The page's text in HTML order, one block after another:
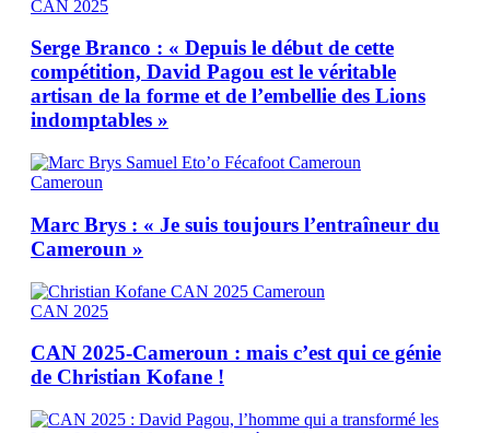
CAN 2025
Serge Branco : « Depuis le début de cette
compétition, David Pagou est le véritable
artisan de la forme et de l’embellie des Lions
indomptables »
Cameroun
Marc Brys : « Je suis toujours l’entraîneur du
Cameroun »
CAN 2025
CAN 2025-Cameroun : mais c’est qui ce génie
de Christian Kofane !